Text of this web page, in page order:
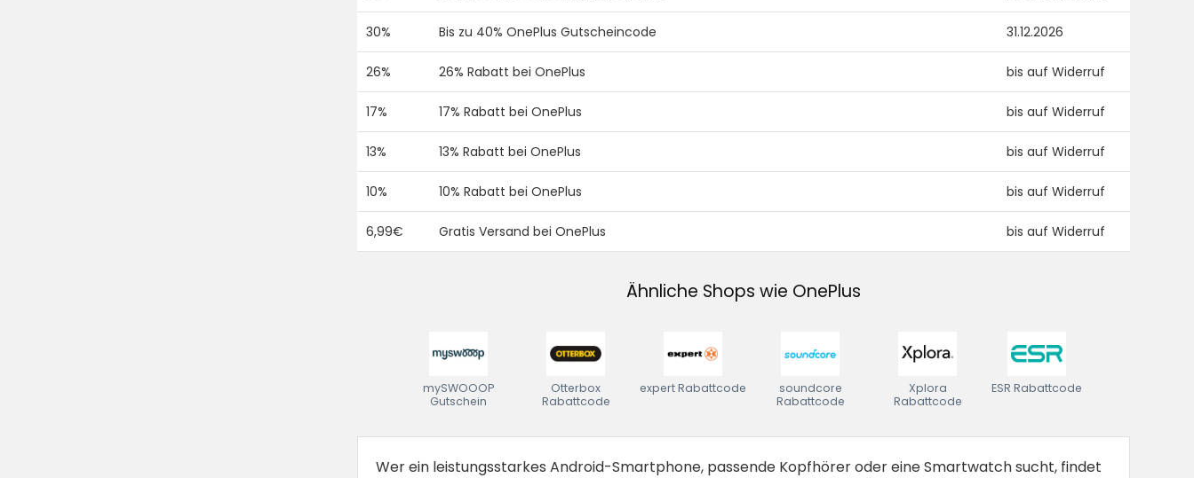
30% Bis zu 40% OnePlus Gutscheincode 31.12.2026
26% 26% Rabatt bei OnePlus bis auf Widerruf
17% 17% Rabatt bei OnePlus bis auf Widerruf
13% 13% Rabatt bei OnePlus bis auf Widerruf
10% 10% Rabatt bei OnePlus bis auf Widerruf
6,99€ Gratis Versand bei OnePlus bis auf Widerruf
Ähnliche Shops wie OnePlus
mySWOOOP
Gutschein
Otterbox
Rabattcode
expert Rabattcode
soundcore
Rabattcode
Xplora
Rabattcode
ESR Rabattcode
Wer ein leistungsstarkes Android-Smartphone, passende Kopfhörer oder eine Smartwatch sucht, findet